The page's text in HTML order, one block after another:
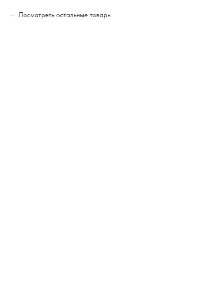
Посмотреть остальные товары